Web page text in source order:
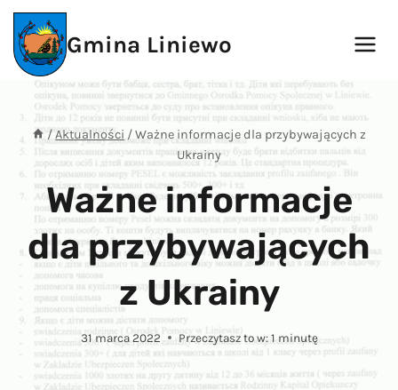
Przejdź
treści
Gmina Liniewo
/Aktualności /Ważne informacje dla przybywających z
Ukrainy
Ważne informacje
dla przybywających
z Ukrainy
31 marca 2022 Przeczytasz to w:1 minutę